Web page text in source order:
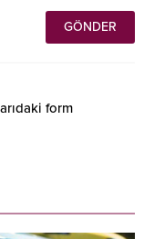
form